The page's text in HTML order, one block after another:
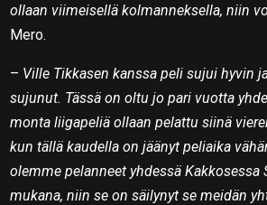
ollaan viimeisellä kolmanneksella, niin
Mero.
– Ville Tikkasen kanssa peli sujui hyvin
sujunut. Tässä on oltu jo pari vuotta
monta liigapeliä ollaan pelattu siinä
kun tällä kaudella on jäänyt peliaika
olemme pelanneet yhdessä Kakkosessa
mukana, niin se on säilynyt se meidän